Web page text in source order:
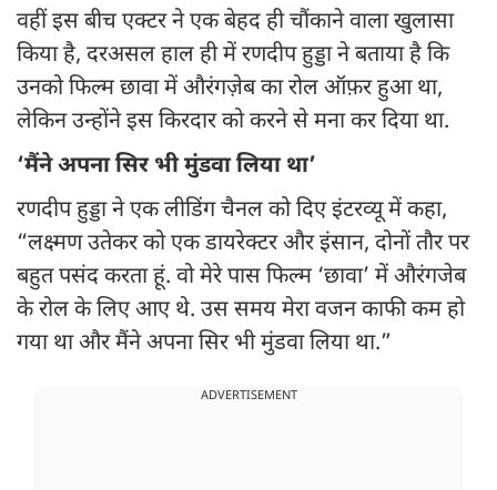
वहीं इस बीच एक्टर ने एक बेहद ही चौंकाने वाला खुलासा
किया है, दरअसल हाल ही में रणदीप हुड्डा ने बताया है कि
उनको फिल्म छावा में औरंगज़ेब का रोल ऑफ़र हुआ था,
लेकिन उन्होंने इस किरदार को करने से मना कर दिया था.
‘मैंने अपना सिर भी मुंडवा लिया था’
रणदीप हुड्डा ने एक लीडिंग चैनल को दिए इंटरव्यू में कहा,
“लक्ष्मण उतेकर को एक डायरेक्टर और इंसान, दोनों तौर पर
बहुत पसंद करता हूं. वो मेरे पास फिल्म ‘छावा’ में औरंगजेब
के रोल के लिए आए थे. उस समय मेरा वजन काफी कम हो
गया था और मैंने अपना सिर भी मुंडवा लिया था.”
ADVERTISEMENT